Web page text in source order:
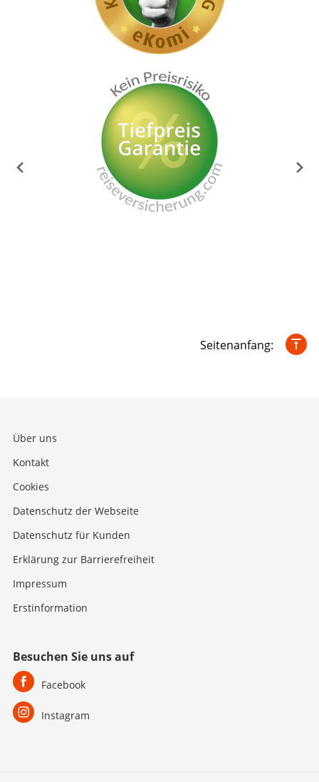
Seitenanfang:
Über uns
Kontakt
Cookies
Datenschutz der Webseite
Datenschutz für Kunden
Erklärung zur Barrierefreiheit
Impressum
Erstinformation
Besuchen Sie uns auf
Facebook
Instagram